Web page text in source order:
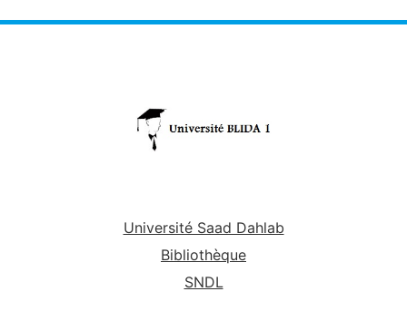
Université Saad Dahlab
Bibliothèque
SNDL